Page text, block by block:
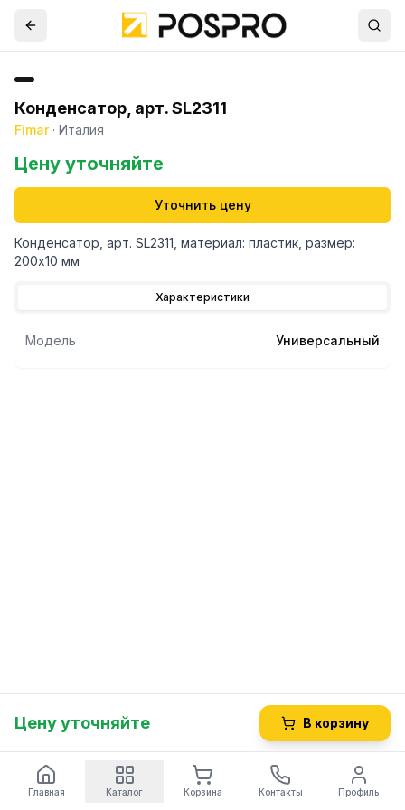
Конденсатор, арт. SL2311
Fimar· Италия
Цену уточняйте
Уточнить цену
Конденсатор, арт. SL2311, материал: пластик, размер:
200х10 мм
Характеристики
Модель Универсальный
Цену уточняйте В корзину
Главная Каталог Корзина Контакты Профиль